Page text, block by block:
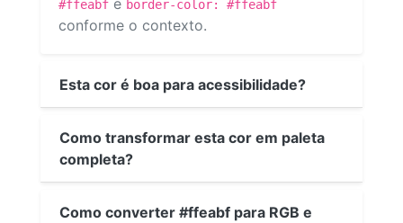
#ffeabf e border-color: #ffeabf
conforme o contexto.
Esta cor é boa para acessibilidade?
Como transformar esta cor em paleta
completa?
Como converter #ffeabf para RGB e